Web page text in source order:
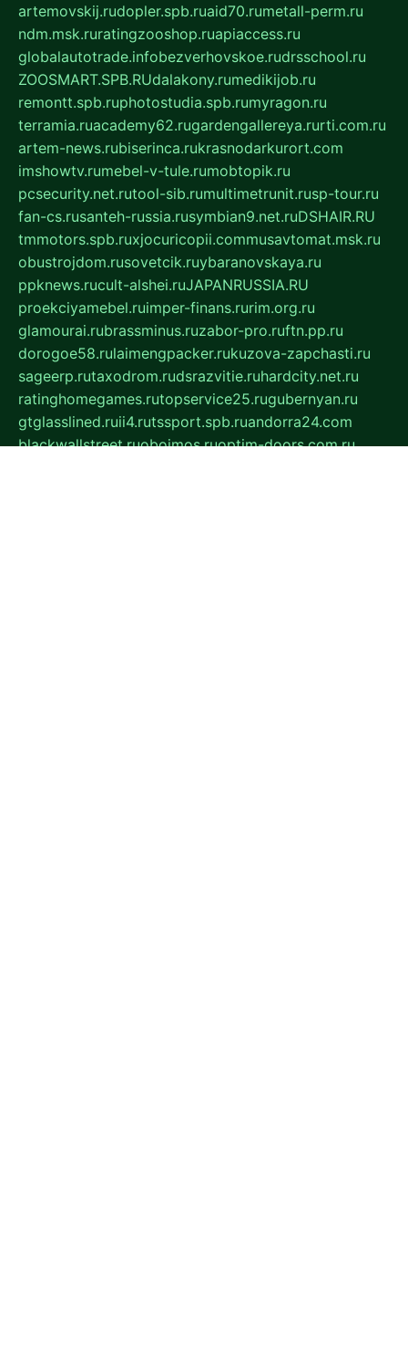
artemovskij.rudopler.spb.ruaid70.rumetall-perm.ru
ndm.msk.ruratingzooshop.ruapiaccess.ru
globalautotrade.infobezverhovskoe.rudrsschool.ru
ZOOSMART.SPB.RUdalakony.rumedikijob.ru
remontt.spb.ruphotostudia.spb.rumyragon.ru
terramia.ruacademy62.rugardengallereya.rurti.com.ru
artem-news.rubiserinca.rukrasnodarkurort.com
imshowtv.rumebel-v-tule.rumobtopik.ru
pcsecurity.net.rutool-sib.rumultimetrunit.rusp-tour.ru
fan-cs.rusanteh-russia.rusymbian9.net.ruDSHAIR.RU
tmmotors.spb.ruxjocuricopii.commusavtomat.msk.ru
obustrojdom.rusovetcik.ruybaranovskaya.ru
ppknews.rucult-alshei.ruJAPANRUSSIA.RU
proekciyamebel.ruimper-finans.rurim.org.ru
glamourai.rubrassminus.ruzabor-pro.ruftn.pp.ru
dorogoe58.rulaimengpacker.rukuzova-zapchasti.ru
sageerp.rutaxodrom.rudsrazvitie.ruhardcity.net.ru
ratinghomegames.rutopservice25.rugubernyan.ru
gtglasslined.ruii4.rutssport.spb.ruandorra24.com
blackwallstreet.ruoboimos.ruoptim-doors.com.ru